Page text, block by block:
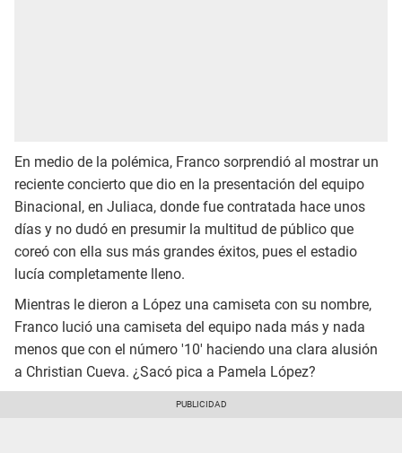
En medio de la polémica, Franco sorprendió al mostrar un
reciente concierto que dio en la presentación del equipo
Binacional, en Juliaca, donde fue contratada hace unos
días y no dudó en presumir la multitud de público que
coreó con ella sus más grandes éxitos, pues el estadio
lucía completamente lleno.
Mientras le dieron a López una camiseta con su nombre,
Franco lució una camiseta del equipo nada más y nada
menos que con el número '10' haciendo una clara alusión
a Christian Cueva. ¿Sacó pica a Pamela López?